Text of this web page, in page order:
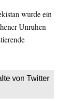
wurde ein
Unruhen
von Twitter